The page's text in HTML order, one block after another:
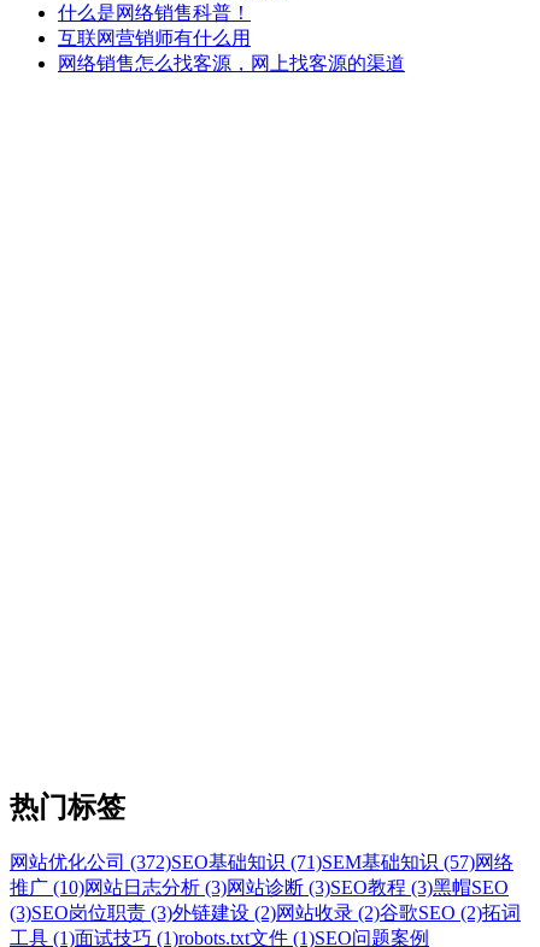
什么是网络销售科普！
互联网营销师有什么用
网络销售怎么找客源，网上找客源的渠道
热门标签
网站优化公司 (372)SEO基础知识 (71)SEM基础知识 (57)网络
推广 (10)网站日志分析 (3)网站诊断 (3)SEO教程 (3)黑帽SEO
(3)SEO岗位职责 (3)外链建设 (2)网站收录 (2)谷歌SEO (2)拓词
工具 (1)面试技巧 (1)robots.txt文件 (1)SEO问题案例